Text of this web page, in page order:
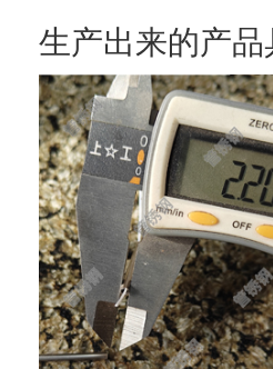
生产出来的产